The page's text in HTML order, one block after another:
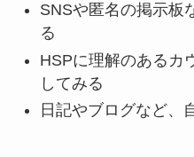
SNSや匿名の掲示板
る
HSPに理解のあるカ
してみる
日記やブログなど、